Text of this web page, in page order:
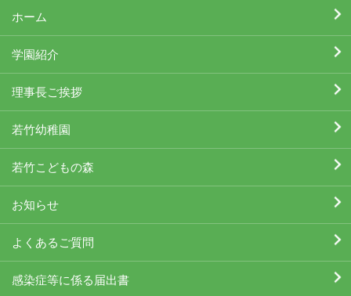
ホーム
学園紹介
理事長ご挨拶
若竹幼稚園
若竹こどもの森
お知らせ
よくあるご質問
感染症等に係る届出書